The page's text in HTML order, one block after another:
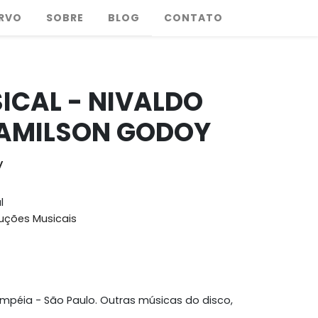
SOBRE BLOG CONTATO
- NIVALDO
GODOY
Musicais
- São Paulo. Outras músicas do disco,